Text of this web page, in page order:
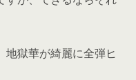
地獄華が綺麗に全弾ヒ